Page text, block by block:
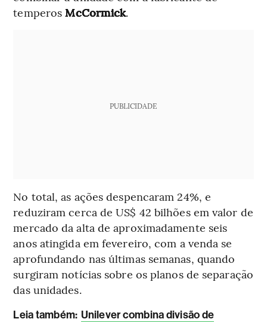
temperosMcCormick.
PUBLICIDADE
No total, as ações despencaram 24%, e
reduziram cerca de US$ 42 bilhões em valor de
mercado da alta de aproximadamente seis
anos atingida em fevereiro, com a venda se
aprofundando nas últimas semanas, quando
surgiram notícias sobre os planos de separação
das unidades.
Leia também: Unilever combina divisão de